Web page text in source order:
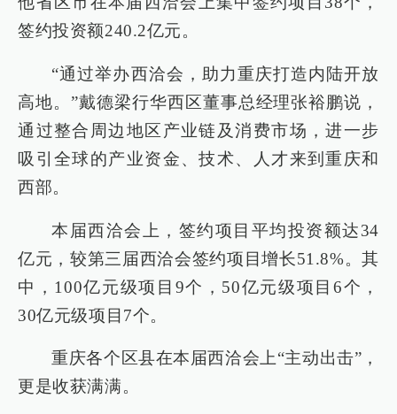
签约投资额240.2亿元。
“通过举办西洽会，助力重庆打造内陆开放
高地。”戴德梁行华西区董事总经理张裕鹏说，
通过整合周边地区产业链及消费市场，进一步
吸引全球的产业资金、技术、人才来到重庆和
西部。
本届西洽会上，签约项目平均投资额达34
亿元，较第三届西洽会签约项目增长51.8%。其
中，100亿元级项目9个，50亿元级项目6个，
30亿元级项目7个。
重庆各个区县在本届西洽会上“主动出击”，
更是收获满满。